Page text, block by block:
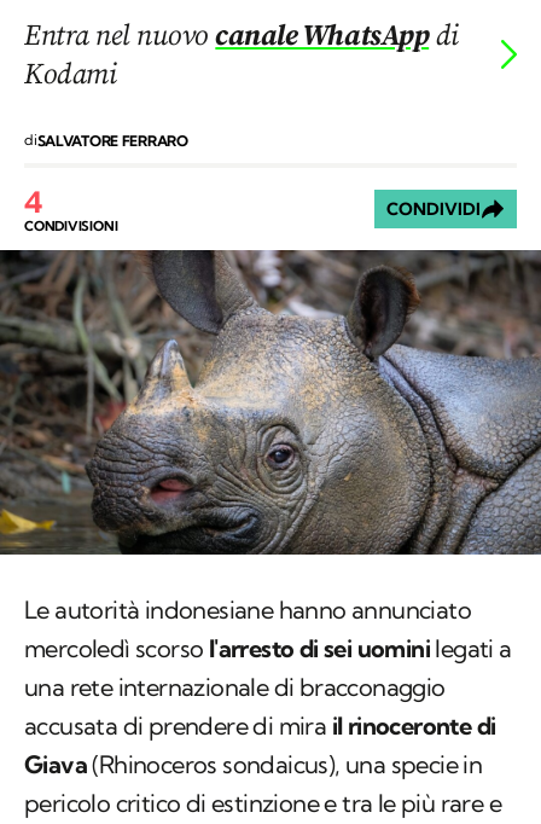
Entra nel nuovocanale WhatsAppdi
Kodami
diSALVATORE FERRARO
4
CONDIVISIONI
CONDIVIDI
Le autorità indonesiane hanno annunciato
mercoledì scorso l'arresto di sei uomini legati a
una rete internazionale di bracconaggio
accusata di prendere di mira il rinoceronte di
Giava(Rhinoceros sondaicus), una specie in
pericolo critico di estinzione e tra le più rare e